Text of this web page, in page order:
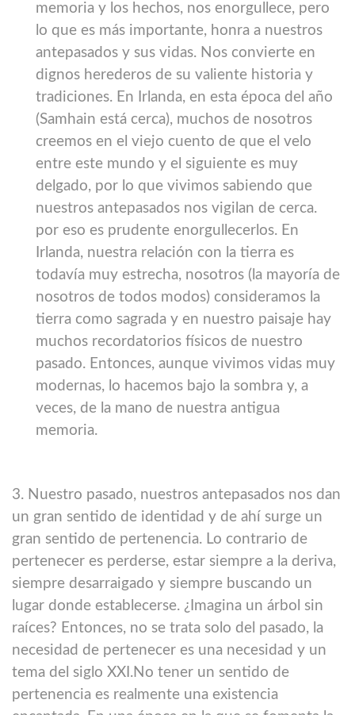
memoria y los hechos, nos enorgullece, pero
lo que es más importante, honra a nuestros
antepasados ​​y sus vidas. Nos convierte en
dignos herederos de su valiente historia y
tradiciones. En Irlanda, en esta época del año
(Samhain está cerca), muchos de nosotros
creemos en el viejo cuento de que el velo
entre este mundo y el siguiente es muy
delgado, por lo que vivimos sabiendo que
nuestros antepasados ​​nos vigilan de cerca.
por eso es prudente enorgullecerlos. En
Irlanda, nuestra relación con la tierra es
todavía muy estrecha, nosotros (la mayoría de
nosotros de todos modos) consideramos la
tierra como sagrada y en nuestro paisaje hay
muchos recordatorios físicos de nuestro
pasado. Entonces, aunque vivimos vidas muy
modernas, lo hacemos bajo la sombra y, a
veces, de la mano de nuestra antigua
memoria.
3. Nuestro pasado, nuestros antepasados ​​nos dan
un gran sentido de identidad y de ahí surge un
gran sentido de pertenencia. Lo contrario de
pertenecer es perderse, estar siempre a la deriva,
siempre desarraigado y siempre buscando un
lugar donde establecerse. ¿Imagina un árbol sin
raíces? Entonces, no se trata solo del pasado, la
necesidad de pertenecer es una necesidad y un
tema del siglo XXI.No tener un sentido de
pertenencia es realmente una existencia